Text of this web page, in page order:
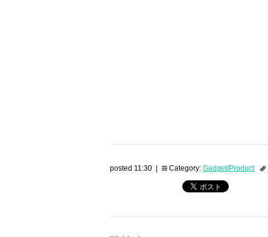
posted 11:30 | Category: Gadget/Product